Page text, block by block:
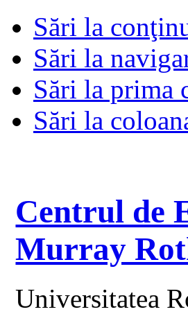
Sări la
Sări la
Sări la prima
Sări la
Centrul de
Murray
Universitatea